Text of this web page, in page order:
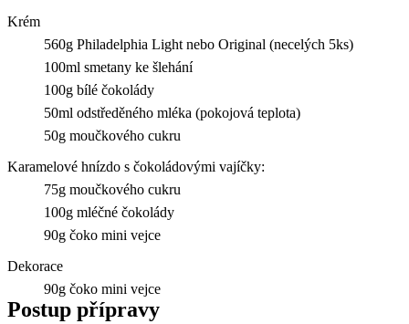
Krém
560g Philadelphia Light nebo Original (necelých 5ks)
100ml smetany ke šlehání
100g bílé čokolády
50ml odstředěného mléka (pokojová teplota)
50g moučkového cukru
Karamelové hnízdo s čokoládovými vajíčky:
75g moučkového cukru
100g mléčné čokolády
90g čoko mini vejce
Dekorace
90g čoko mini vejce
Postup přípravy